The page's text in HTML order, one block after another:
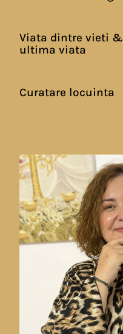
Viata dintre vieti &
ultima viata
Curatare locuinta